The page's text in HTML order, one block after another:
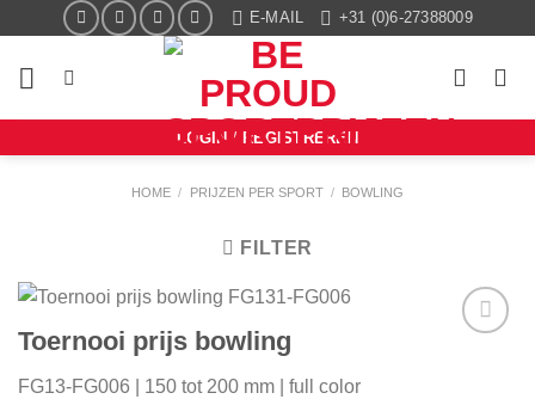
inhoud
E-MAIL +31 (0)6-27388009
LOGIN / REGISTREREN
HOME / PRIJZEN PER SPORT / BOWLING
FILTER
Toernooi prijs bowling
FG13-FG006 | 150 tot 200 mm | full color